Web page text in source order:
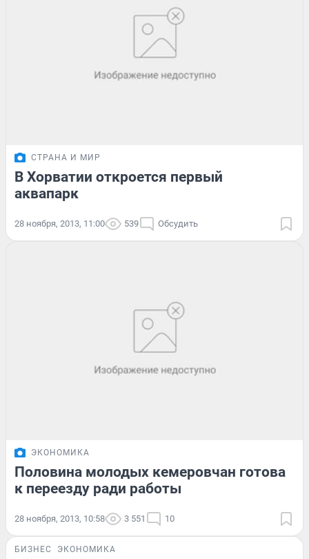
СТРАНА И МИР
В Хорватии откроется первый
аквапарк
28 ноября, 2013, 11:00 539 Обсудить
ЭКОНОМИКА
Половина молодых кемеровчан готова
к переезду ради работы
28 ноября, 2013, 10:58 3 551 10
БИЗНЕС ЭКОНОМИКА